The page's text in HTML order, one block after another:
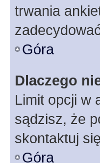
trwania
Góra
Dlaczego
Limit opcji w
sądzisz, że
skontaktuj
Góra